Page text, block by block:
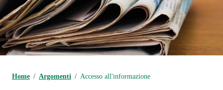
Home / Argomenti / Accesso all'informazione